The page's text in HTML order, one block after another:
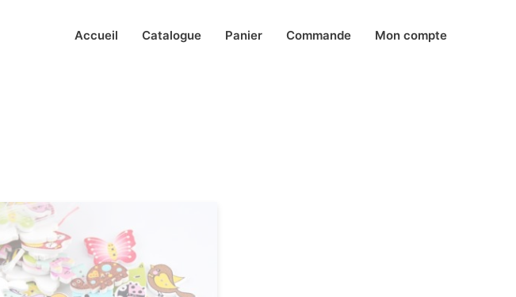
Accueil Catalogue Panier Commande Mon compte